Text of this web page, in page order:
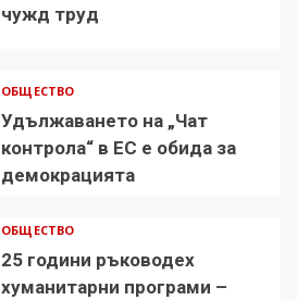
чужд труд
ОБЩЕСТВО
Удължаването на „Чат
контрола“ в ЕС е обида за
демокрацията
ОБЩЕСТВО
25 години ръководех
хуманитарни програми –